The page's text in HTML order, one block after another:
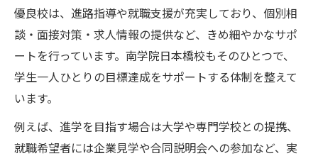
優良校は、進路指導や就職支援が充実しており、個別相
談・面接対策・求人情報の提供など、きめ細やかなサポ
ートを行っています。南学院日本橋校もそのひとつで、
学生一人ひとりの目標達成をサポートする体制を整えて
います。
例えば、進学を目指す場合は大学や専門学校との提携、
就職希望者には企業見学や合同説明会への参加など、実